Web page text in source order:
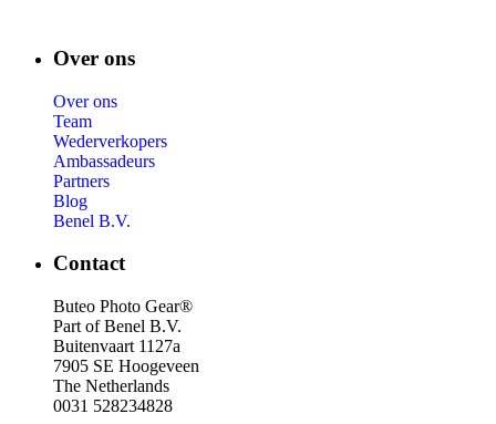
Over ons
Over ons
Team
Wederverkopers
Ambassadeurs
Partners
Blog
Benel B.V.
Contact
Buteo Photo Gear®
Part of Benel B.V.
Buitenvaart 1127a
7905 SE Hoogeveen
The Netherlands
0031 528234828